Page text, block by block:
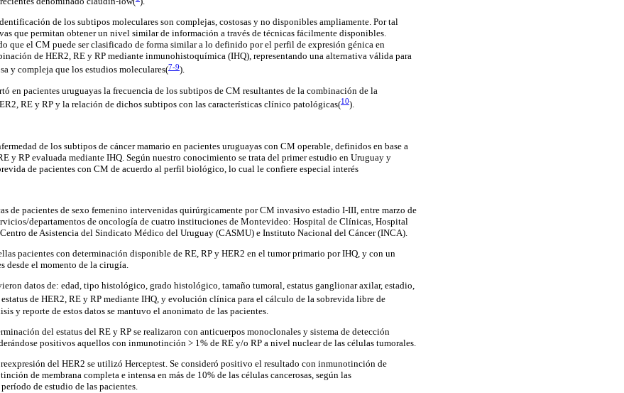
de los subtipos moleculares son complejas, costosas y no disponibles ampliamente. Por tal
que permitan obtener un nivel similar de información a través de técnicas fácilmente disponibles.
que el CM puede ser clasificado de forma similar a lo definido por el perfil de expresión génica en
de HER2, RE y RP mediante inmunohistoquímica (IHQ), representando una alternativa válida para
y compleja que los estudios moleculares(7-9).
en pacientes uruguayas la frecuencia de los subtipos de CM resultantes de la combinación de la
RE y RP y la relación de dichos subtipos con las características clínico patológicas(10).
de los subtipos de cáncer mamario en pacientes uruguayas con CM operable, definidos en base a
y RP evaluada mediante IHQ. Según nuestro conocimiento se trata del primer estudio en Uruguay y
de pacientes con CM de acuerdo al perfil biológico, lo cual le confiere especial interés
de pacientes de sexo femenino intervenidas quirúrgicamente por CM invasivo estadio I-III, entre marzo de
departamentos de oncología de cuatro instituciones de Montevideo: Hospital de Clínicas, Hospital
Centro de Asistencia del Sindicato Médico del Uruguay (CASMU) e Instituto Nacional del Cáncer (INCA).
pacientes con determinación disponible de RE, RP y HER2 en el tumor primario por IHQ, y con un
desde el momento de la cirugía.
datos de: edad, tipo histológico, grado histológico, tamaño tumoral, estatus ganglionar axilar, estadio,
estatus de HER2, RE y RP mediante IHQ, y evolución clínica para el cálculo de la sobrevida libre de
y reporte de estos datos se mantuvo el anonimato de las pacientes.
del estatus del RE y RP se realizaron con anticuerpos monoclonales y sistema de detección
positivos aquellos con inmunotinción > 1% de RE y/o RP a nivel nuclear de las células tumorales.
del HER2 se utilizó Herceptest. Se consideró positivo el resultado con inmunotinción de
de membrana completa e intensa en más de 10% de las células cancerosas, según las
de estudio de las pacientes.